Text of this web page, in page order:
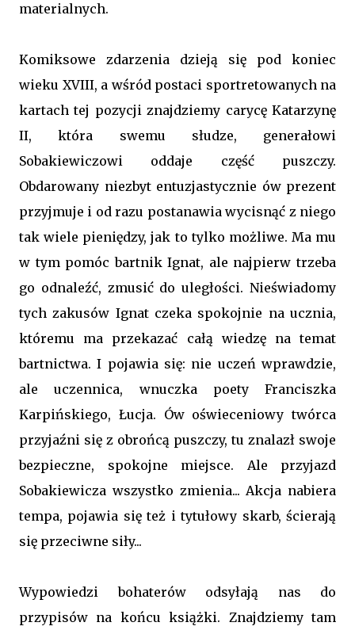
materialnych.
Komiksowe zdarzenia dzieją się pod koniec
wieku XVIII, a wśród postaci sportretowanych na
kartach tej pozycji znajdziemy carycę Katarzynę
II, która swemu słudze, generałowi
Sobakiewiczowi oddaje część puszczy.
Obdarowany niezbyt entuzjastycznie ów prezent
przyjmuje i od razu postanawia wycisnąć z niego
tak wiele pieniędzy, jak to tylko możliwe. Ma mu
w tym pomóc bartnik Ignat, ale najpierw trzeba
go odnaleźć, zmusić do uległości. Nieświadomy
tych zakusów Ignat czeka spokojnie na ucznia,
któremu ma przekazać całą wiedzę na temat
bartnictwa. I pojawia się: nie uczeń wprawdzie,
ale uczennica, wnuczka poety Franciszka
Karpińskiego, Łucja. Ów oświeceniowy twórca
przyjaźni się z obrońcą puszczy, tu znalazł swoje
bezpieczne, spokojne miejsce. Ale przyjazd
Sobakiewicza wszystko zmienia... Akcja nabiera
tempa, pojawia się też i tytułowy skarb, ścierają
się przeciwne siły...
Wypowiedzi bohaterów odsyłają nas do
przypisów na końcu książki. Znajdziemy tam